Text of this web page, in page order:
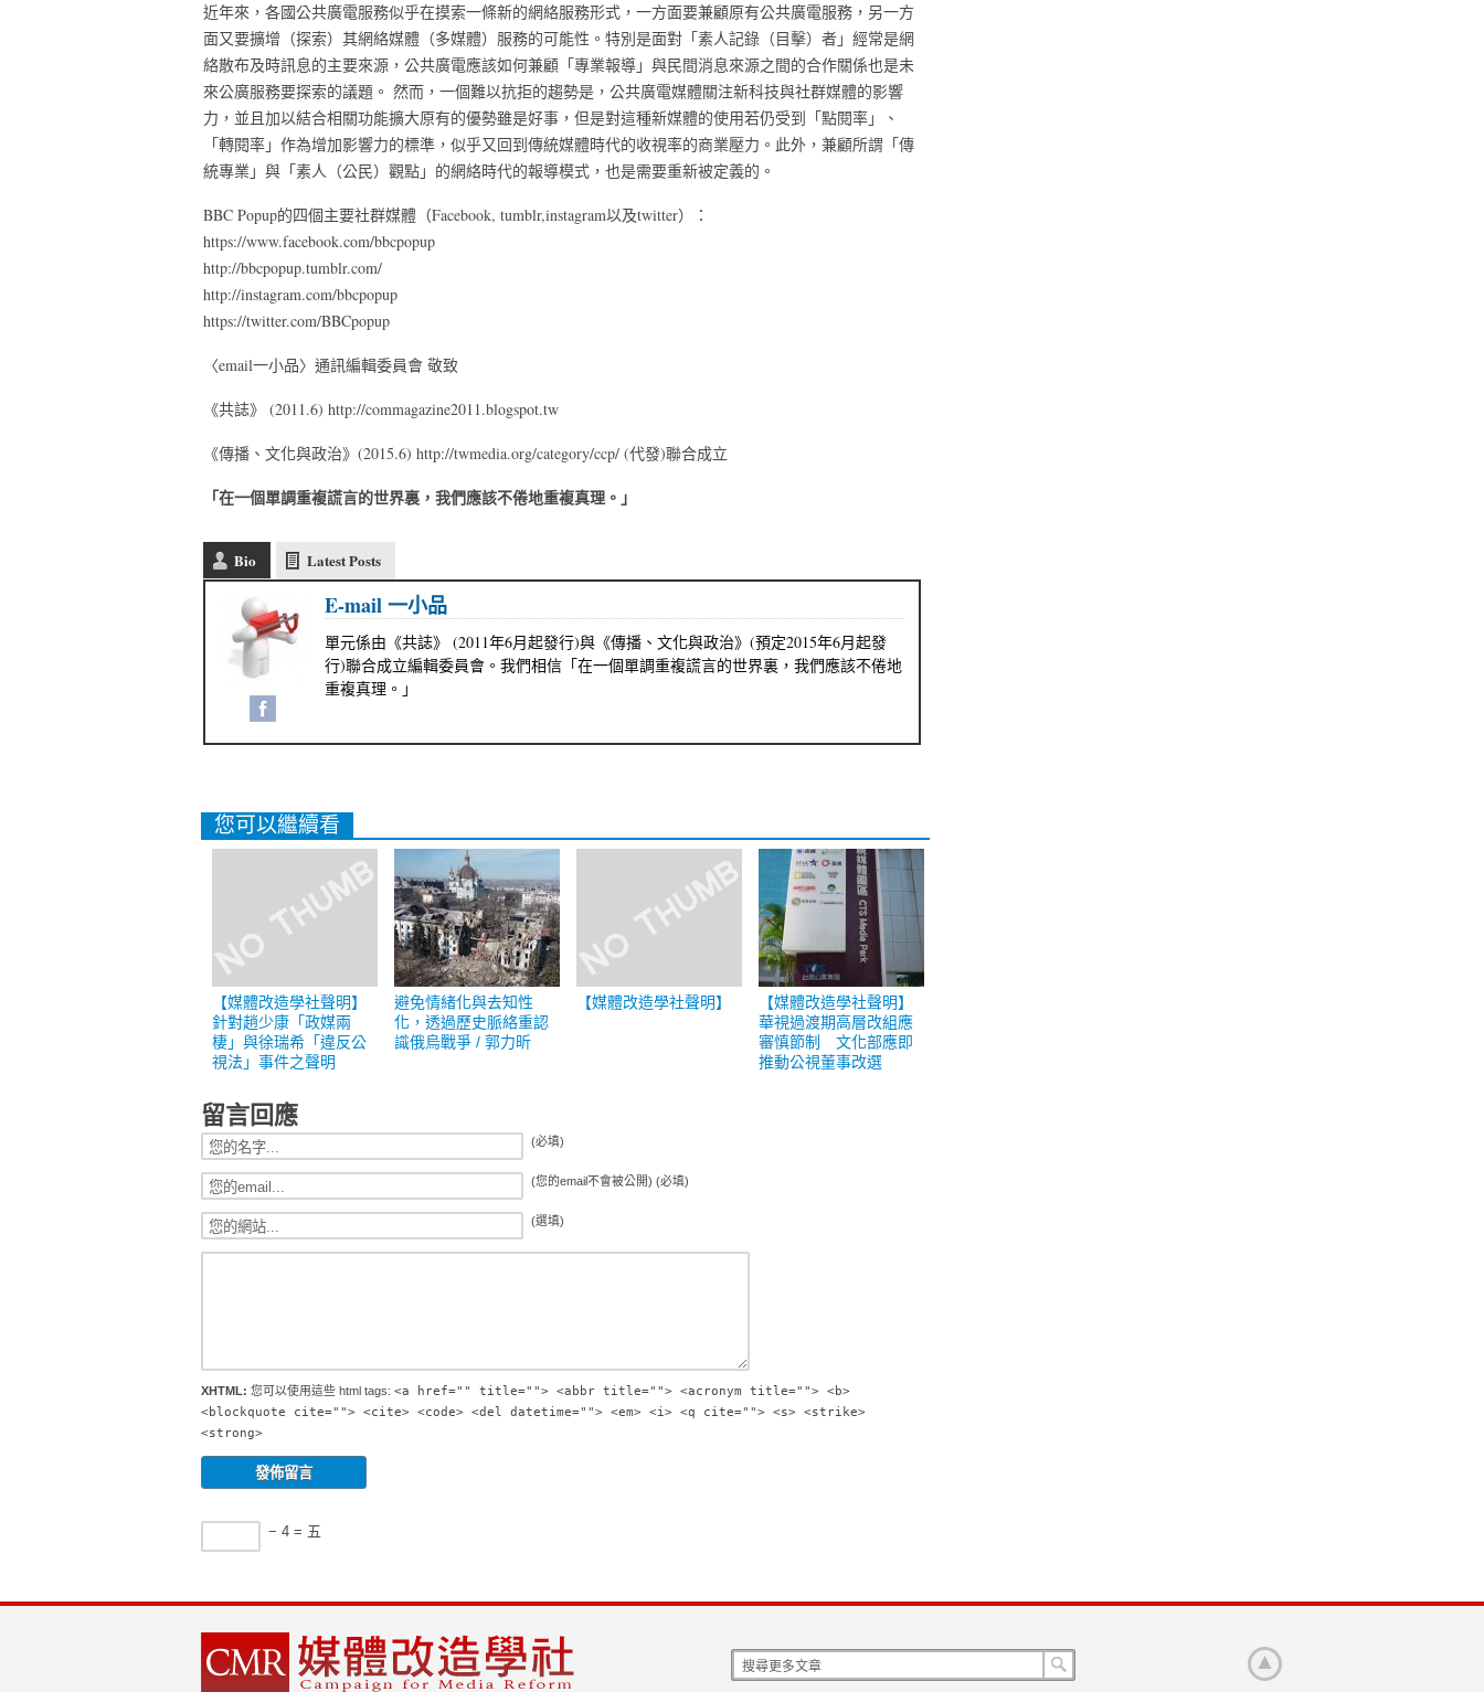
近年來，各國公共廣電服務似乎在摸索一條新的網絡服務形式，一方面要兼顧原有公共廣電服務，另一方
面又要擴增（探索）其網絡媒體（多媒體）服務的可能性。特別是面對「素人記錄（目擊）者」經常是網
絡散布及時訊息的主要來源，公共廣電應該如何兼顧「專業報導」與民間消息來源之間的合作關係也是未
來公廣服務要探索的議題。 然而，一個難以抗拒的趨勢是，公共廣電媒體關注新科技與社群媒體的影響
力，並且加以結合相關功能擴大原有的優勢雖是好事，但是對這種新媒體的使用若仍受到「點閱率」、
「轉閱率」作為增加影響力的標準，似乎又回到傳統媒體時代的收視率的商業壓力。此外，兼顧所謂「傳
統專業」與「素人（公民）觀點」的網絡時代的報導模式，也是需要重新被定義的。
BBC Popup的四個主要社群媒體（Facebook, tumblr,instagram以及twitter）：
https://www.facebook.com/bbcpopup
http://bbcpopup.tumblr.com/
http://instagram.com/bbcpopup
https://twitter.com/BBCpopup
〈email一小品〉通訊編輯委員會 敬致
《共誌》 (2011.6) http://commagazine2011.blogspot.tw
《傳播、文化與政治》(2015.6) http://twmedia.org/category/ccp/ (代發)聯合成立
「在一個單調重複謊言的世界裏，我們應該不倦地重複真理。」
Bio Latest Posts
E-mail 一小品
單元係由《共誌》 (2011年6月起發行)與《傳播、文化與政治》(預定2015年6月起發
行)聯合成立編輯委員會。我們相信「在一個單調重複謊言的世界裏，我們應該不倦地
重複真理。」
您可以繼續看
【媒體改造學社聲明】
針對趙少康「政媒兩
棲」與徐瑞希「違反公
視法」事件之聲明
避免情緒化與去知性
化，透過歷史脈絡重認
識俄烏戰爭 / 郭力昕
【媒體改造學社聲明】
【媒體改造學社聲明】
華視過渡期高層改組應
審慎節制 文化部應即
推動公視董事改選
留言回應
(必填)
(您的email不會被公開) (必填)
(選填)
XHTML: 您可以使用這些 html tags: <a href="" title=""> <abbr title=""> <acronym title=""> <b>
<blockquote cite=""> <cite> <code> <del datetime=""> <em> <i> <q cite=""> <s> <strike>
<strong>
− 4 = 五